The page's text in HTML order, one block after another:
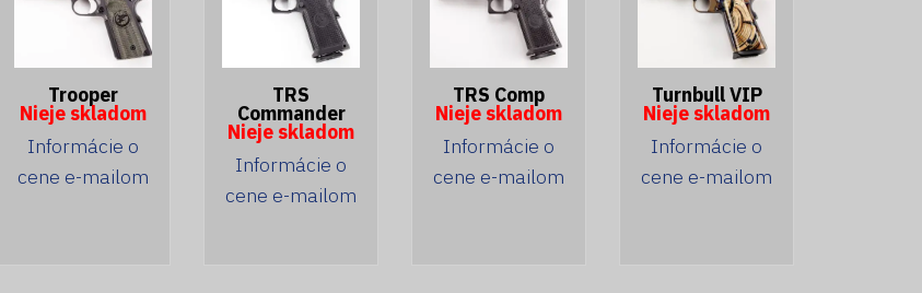
Trooper
Nieje skladom
Informácie o
cene e-mailom
TRS
Commander
Nieje skladom
Informácie o
cene e-mailom
TRS Comp
Nieje skladom
Informácie o
cene e-mailom
Turnbull VIP
Nieje skladom
Informácie o
cene e-mailom